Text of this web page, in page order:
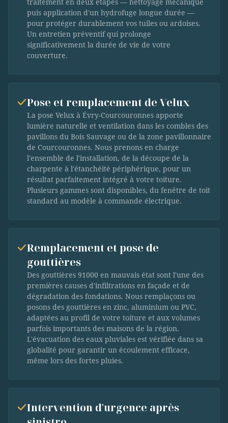
puis application d'un hydrofuge longue durée —
pour protéger durablement vos tuiles ou ardoises.
Un entretien préventif qui prolonge
significativement la durée de vie de votre
couverture.
Pose et remplacement de Velux
La pose Velux à Évry-Courcouronnes apporte
lumière naturelle et ventilation dans les combles des
pavillons du Bois Sauvage ou de la zone pavillonnaire
de Courcouronnes. Nous prenons en charge
l'ensemble de l'installation, de la découpe de la
charpente à l'étanchéité périphérique, pour un
résultat parfaitement intégré à votre toiture.
Plusieurs gammes sont disponibles, du fenêtre de toit
standard au modèle à commande électrique.
Remplacement et pose de
gouttières
Des gouttières 91000 en mauvais état sont l'une des
premières causes d'infiltrations en façade et de
dégradation des fondations. Nous remplaçons ou
posons des gouttières en zinc, aluminium ou PVC,
adaptées au profil de votre toiture et aux volumes
parfois importants des maisons de la région.
L'évacuation des eaux pluviales est vérifiée dans sa
globalité pour garantir un écoulement efficace,
même lors des fortes pluies.
Intervention d'urgence après